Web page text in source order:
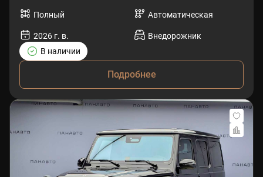
Полный Автоматическая
2026 г. в.
Внедорожник
В наличии
Подробнее